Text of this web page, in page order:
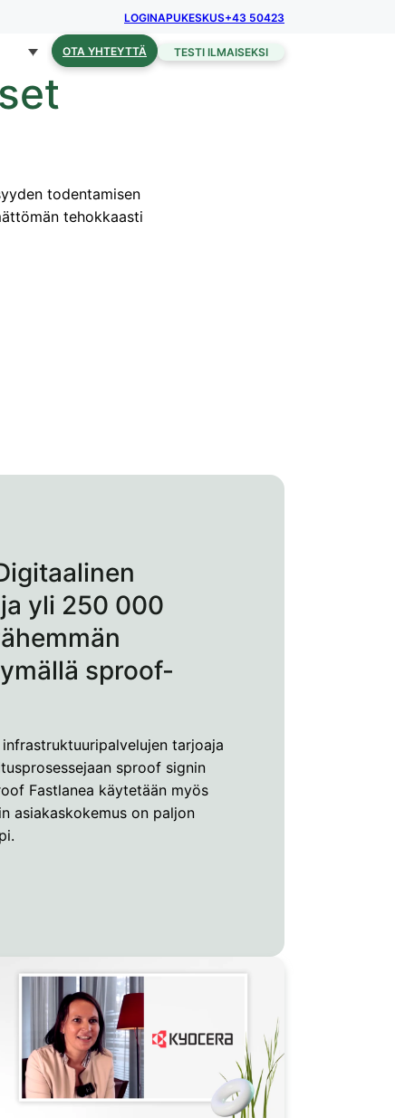
LOGINAPUKESKUS+43 50423
OTA YHTEYTTÄ TESTI ILMAISEKSI
todentamisen
tehokkaasti
yli 250 000
sproof-
tarjoaja
sproof signin
Fastlanea käytetään myös
asiakaskokemus on paljon